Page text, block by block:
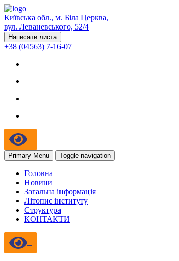
Київська обл., м. Біла Церква,
вул. Леваневського, 52/4
Написати листа
+38 (04563) 7-16-07
Primary Menu Toggle navigation
Головна
Новини
Загальна інформація
Літопис інституту
Структура
КОНТАКТИ